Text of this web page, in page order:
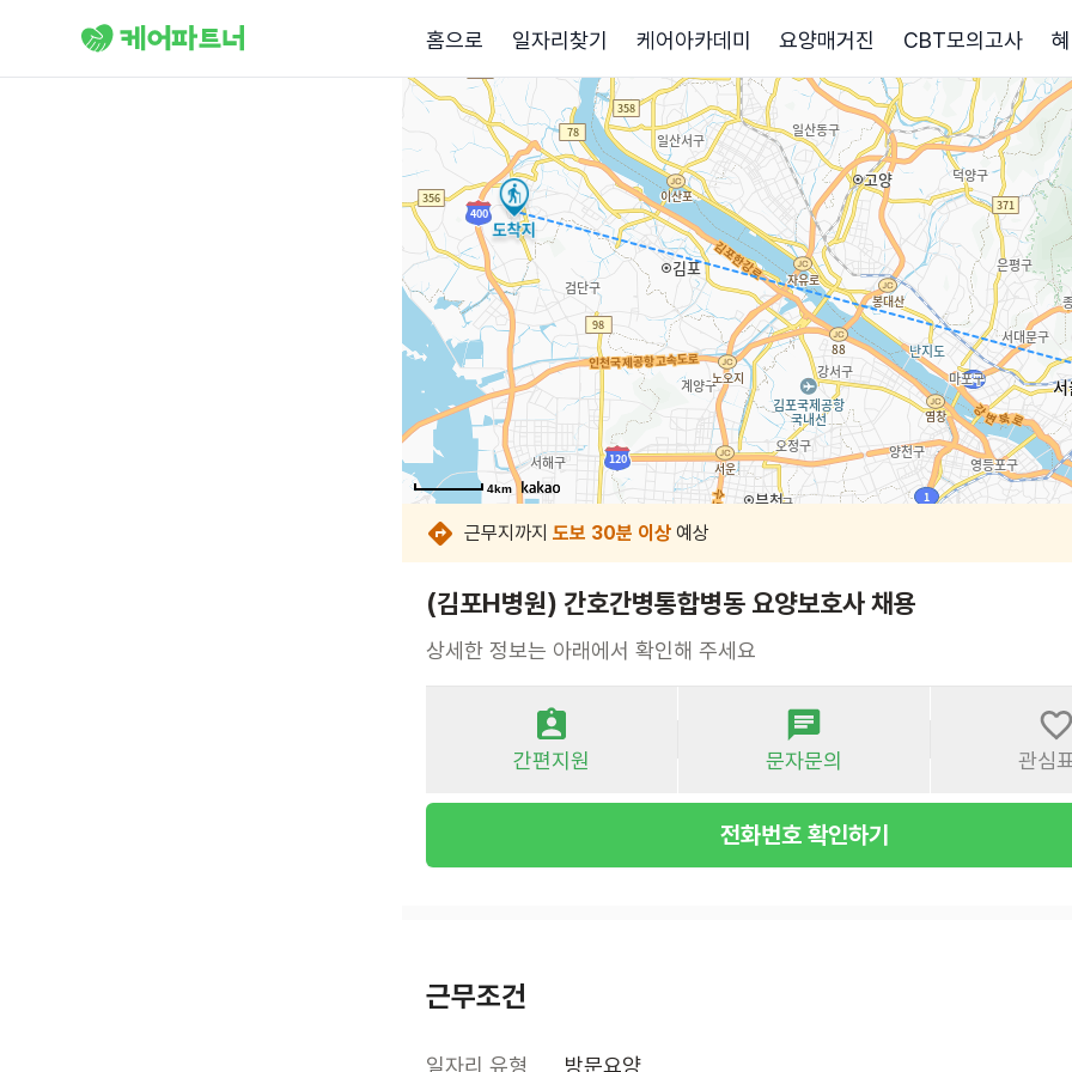
홈으로 일자리찾기 케어아카데미 요양매거진 CBT모의고사
4km
4km
4km
4km
4km
4km
4km
근무지까지 도보 30분 이상 예상
(김포H병원) 간호간병통합병동 요양보호사 채용
상세한 정보는 아래에서 확인해 주세요
간편지원 문자문의 관심
전화번호 확인하기
근무조건
일자리 유형 방문요양